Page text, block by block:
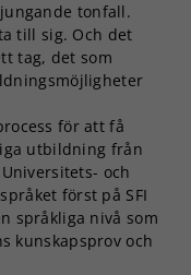
tonfall.
till sig. Och det
tag, det som
för att få
utbildning från
och
först på SFI
språkliga nivå som
kunskapsprov och